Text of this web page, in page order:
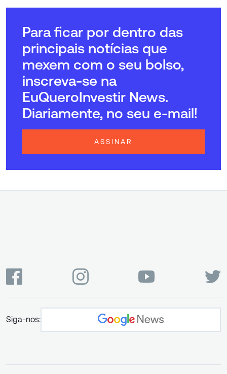
Para ficar por dentro das
principais notícias que
mexem com o seu bolso,
inscreva-se na
EuQueroInvestir News.
Diariamente, no seu e-mail!
ASSINAR
Siga-nos: